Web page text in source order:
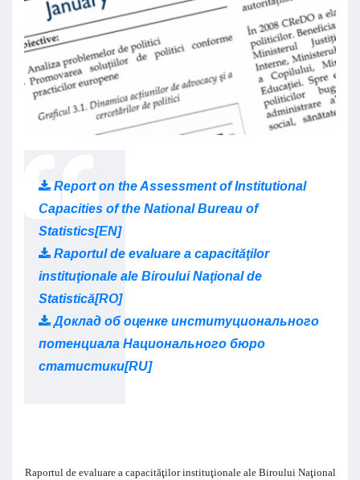
Report on the Assessment of Institutional
Capacities of the National Bureau of
Statistics[EN]
Raportul de evaluare a capacităţilor
instituţionale ale Biroului Naţional de
Statistică[RO]
Доклад об оценке институционального
потенциала Национального бюро
статистики[RU]
Raportul de evaluare a capacităţilor instituţionale ale Biroului Naţional